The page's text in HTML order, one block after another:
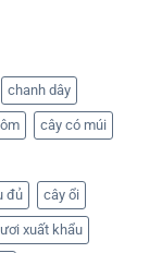
chanh dây
cây có múi
đủ cây ổi
xuất khẩu